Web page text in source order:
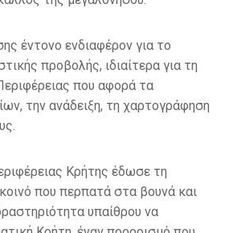
έντονο ενδιαφέρον για το
προβολής, ιδιαίτερα για τη
που αφορά τα
την ανάδειξη, τη χαρτογράφηση
Κρήτης έδωσε τη
που περπατά στα βουνά και
υπαίθρου να